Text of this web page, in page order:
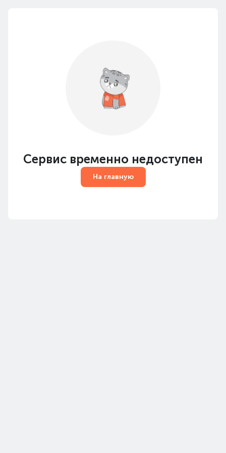
Сервис временно недоступен
На главную